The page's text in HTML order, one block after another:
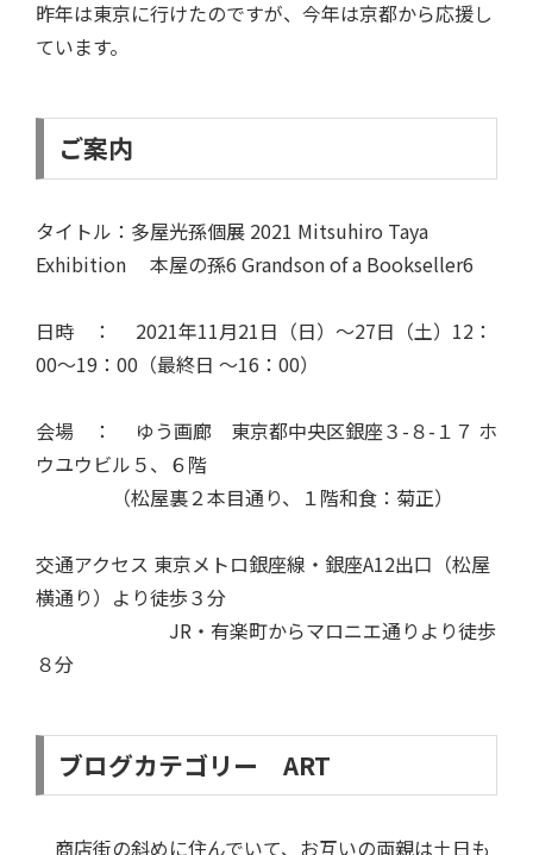
昨年は東京に行けたのですが、今年は京都から応援し
ています。
ご案内
タイトル：多屋光孫個展 2021 Mitsuhiro Taya
Exhibition 本屋の孫6 Grandson of a Bookseller6
日時 ： 2021年11月21日（日）〜27日（土）12：
00〜19：00（最終日 〜16：00）
会場 ： ゆう画廊 東京都中央区銀座３-８-１７ ホ
ウユウビル５、６階
（松屋裏２本目通り、１階和食：菊正）
交通アクセス 東京メトロ銀座線・銀座A12出口（松屋
横通り）より徒歩３分
JR・有楽町からマロニエ通りより徒歩
８分
ブログカテゴリー ART
商店街の斜めに住んでいて、お互いの両親は土日も